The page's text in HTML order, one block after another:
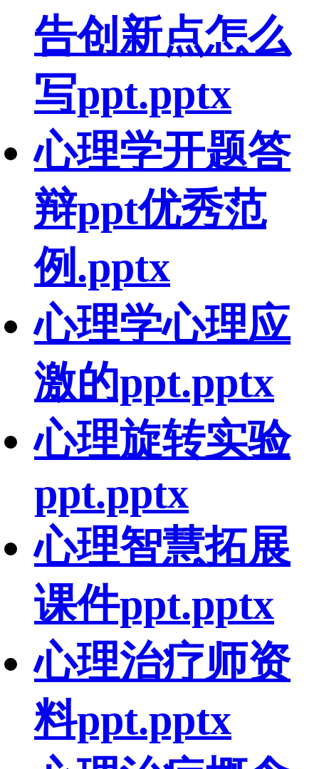
告创新点怎么
写ppt.pptx
心理学开题答
辩ppt优秀范
例.pptx
心理学心理应
激的ppt.pptx
心理旋转实验
ppt.pptx
心理智慧拓展
课件ppt.pptx
心理治疗师资
料ppt.pptx